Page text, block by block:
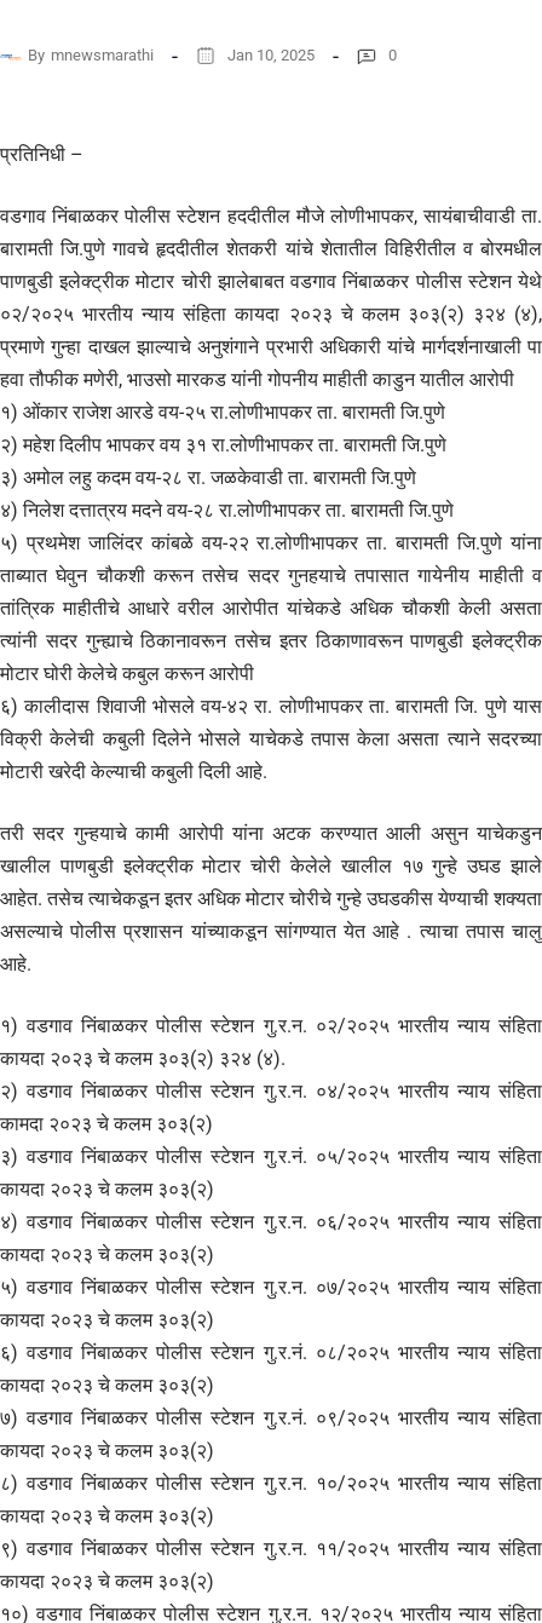
By mnewsmarathi Jan 10, 2025 0
प्रतिनिधी –
वडगाव निंबाळकर पोलीस स्टेशन हददीतील मौजे लोणीभापकर, सायंबाचीवाडी ता.
बारामती जि.पुणे गावचे हृददीतील शेतकरी यांचे शेतातील विहिरीतील व बोरमधील
पाणबुडी इलेक्ट्रीक मोटार चोरी झालेबाबत वडगाव निंबाळकर पोलीस स्टेशन येथे
०२/२०२५ भारतीय न्याय संहिता कायदा २०२३ चे कलम ३०३(२) ३२४ (४),
प्रमाणे गुन्हा दाखल झाल्याचे अनुशंगाने प्रभारी अधिकारी यांचे मार्गदर्शनाखाली पा
हवा तौफीक मणेरी, भाउसो मारकड यांनी गोपनीय माहीती काडुन यातील आरोपी
१) ओंकार राजेश आरडे वय-२५ रा.लोणीभापकर ता. बारामती जि.पुणे
२) महेश दिलीप भापकर वय ३१ रा.लोणीभापकर ता. बारामती जि.पुणे
३) अमोल लहु कदम वय-२८ रा. जळकेवाडी ता. बारामती जि.पुणे
४) निलेश दत्तात्रय मदने वय-२८ रा.लोणीभापकर ता. बारामती जि.पुणे
५) प्रथमेश जालिंदर कांबळे वय-२२ रा.लोणीभापकर ता. बारामती जि.पुणे यांना
ताब्यात घेवुन चौकशी करून तसेच सदर गुनहयाचे तपासात गायेनीय माहीती व
तांत्रिक माहीतीचे आधारे वरील आरोपीत यांचेकडे अधिक चौकशी केली असता
त्यांनी सदर गुन्ह्याचे ठिकानावरून तसेच इतर ठिकाणावरून पाणबुडी इलेक्ट्रीक
मोटार घोरी केलेचे कबुल करून आरोपी
६) कालीदास शिवाजी भोसले वय-४२ रा. लोणीभापकर ता. बारामती जि. पुणे यास
विक्री केलेची कबुली दिलेने भोसले याचेकडे तपास केला असता त्याने सदरच्या
मोटारी खरेदी केल्याची कबुली दिली आहे.
तरी सदर गुन्हयाचे कामी आरोपी यांना अटक करण्यात आली असुन याचेकडुन
खालील पाणबुडी इलेक्ट्रीक मोटार चोरी केलेले खालील १७ गुन्हे उघड झाले
आहेत. तसेच त्याचेकडून इतर अधिक मोटार चोरीचे गुन्हे उघडकीस येण्याची शक्यता
असल्याचे पोलीस प्रशासन यांच्याकडून सांगण्यात येत आहे . त्याचा तपास चालु
आहे.
१) वडगाव निंबाळकर पोलीस स्टेशन गु.र.न. ०२/२०२५ भारतीय न्याय संहिता
कायदा २०२३ चे कलम ३०३(२) ३२४ (४).
२) वडगाव निंबाळकर पोलीस स्टेशन गु.र.न. ०४/२०२५ भारतीय न्याय संहिता
कामदा २०२३ चे कलम ३०३(२)
३) वडगाव निंबाळकर पोलीस स्टेशन गु.र.नं. ०५/२०२५ भारतीय न्याय संहिता
कायदा २०२३ चे कलम ३०३(२)
४) वडगाव निंबाळकर पोलीस स्टेशन गु.र.न. ०६/२०२५ भारतीय न्याय संहिता
कायदा २०२३ चे कलम ३०३(२)
५) वडगाव निंबाळकर पोलीस स्टेशन गु.र.न. ०७/२०२५ भारतीय न्याय संहिता
कायदा २०२३ चे कलम ३०३(२)
६) वडगाव निंबाळकर पोलीस स्टेशन गु.र.नं. ०८/२०२५ भारतीय न्याय संहिता
कायदा २०२३ चे कलम ३०३(२)
७) वडगाव निंबाळकर पोलीस स्टेशन गु.र.नं. ०९/२०२५ भारतीय न्याय संहिता
कायदा २०२३ चे कलम ३०३(२)
८) वडगाव निंबाळकर पोलीस स्टेशन गु.र.न. १०/२०२५ भारतीय न्याय संहिता
कायदा २०२३ चे कलम ३०३(२)
९) वडगाव निंबाळकर पोलीस स्टेशन गु.र.न. ११/२०२५ भारतीय न्याय संहिता
कायदा २०२३ चे कलम ३०३(२)
१०) वडगाव निंबाळकर पोलीस स्टेशन गु.र.न. १२/२०२५ भारतीय न्याय संहिता